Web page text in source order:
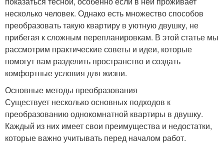
несколько человек. Однако есть множество способов
преобразовать такую квартиру в уютную двушку, не
прибегая к сложным перепланировкам. В этой статье мы
рассмотрим практические советы и идеи, которые
помогут вам разделить пространство и создать
комфортные условия для жизни.
Основные методы преобразования
Существует несколько основных подходов к
преобразованию однокомнатной квартиры в двушку.
Каждый из них имеет свои преимущества и недостатки,
которые важно учитывать перед началом работ.